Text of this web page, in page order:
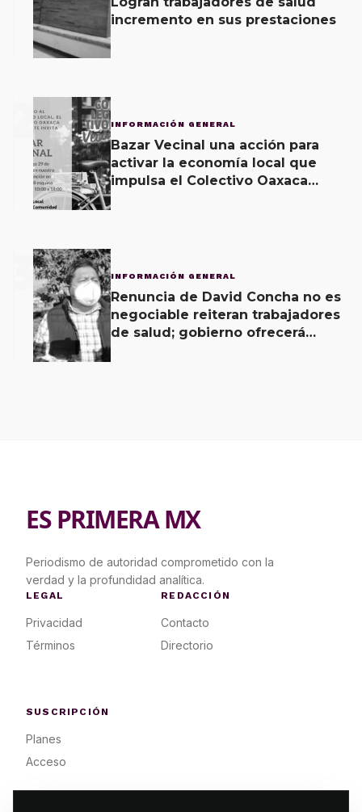
incremento en sus prestaciones
2 INFORMACIÓN GENERAL
Bazar Vecinal una acción para
activar la economía local que
impulsa el Colectivo Oaxaca
3 INFORMACIÓN GENERAL
Renuncia de David Concha no es
negociable reiteran trabajadores
de salud; gobierno ofrecerá
ES PRIMERA MX
Periodismo de autoridad comprometido con la
verdad y la profundidad analítica.
LEGAL
Privacidad
Términos
REDACCIÓN
Contacto
Directorio
SUSCRIPCIÓN
Planes
Acceso